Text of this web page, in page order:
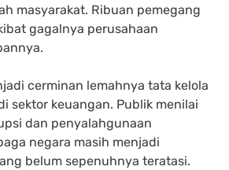
masyarakat. Ribuan pemegang
gagalnya perusahaan
cerminan lemahnya tata kelola
sektor keuangan. Publik menilai
dan penyalahgunaan
negara masih menjadi
belum sepenuhnya teratasi.